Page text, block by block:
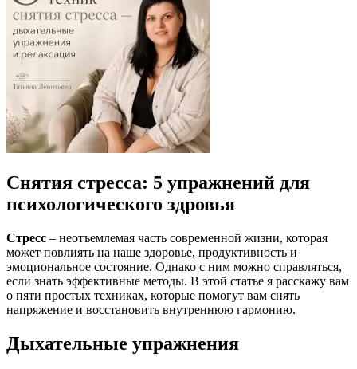
Снятия стресса: 5 упражнений для
психологического здровья
Стресс – неотъемлемая часть современной жизни, которая
может повлиять на наше здоровье, продуктивность и
эмоциональное состояние. Однако с ним можно справляться,
если знать эффективные методы. В этой статье я расскажу вам
о пяти простых техниках, которые помогут вам снять
напряжение и восстановить внутреннюю гармонию.
Дыхательные упражнения